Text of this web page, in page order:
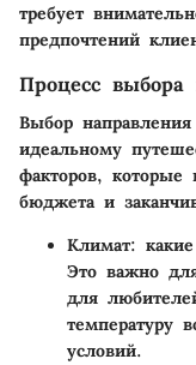
требует
предпочтений
Процесс выбора
Выбор
идеальному
факторов, которые
бюджета и
Климат:
Это важно
для
температуру
условий.